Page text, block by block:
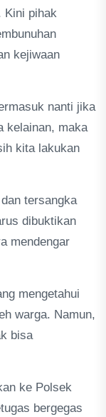
Kini pihak
kejiwaan
nanti jika
kelainan, maka
kita lakukan
tersangka
dibuktikan
mendengar
mengetahui
warga. Namun,
bisa
ke Polsek
bergegas